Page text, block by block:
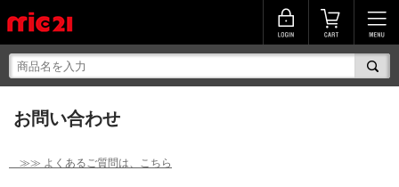
お問い合わせ
≫≫ よくあるご質問は、こちら